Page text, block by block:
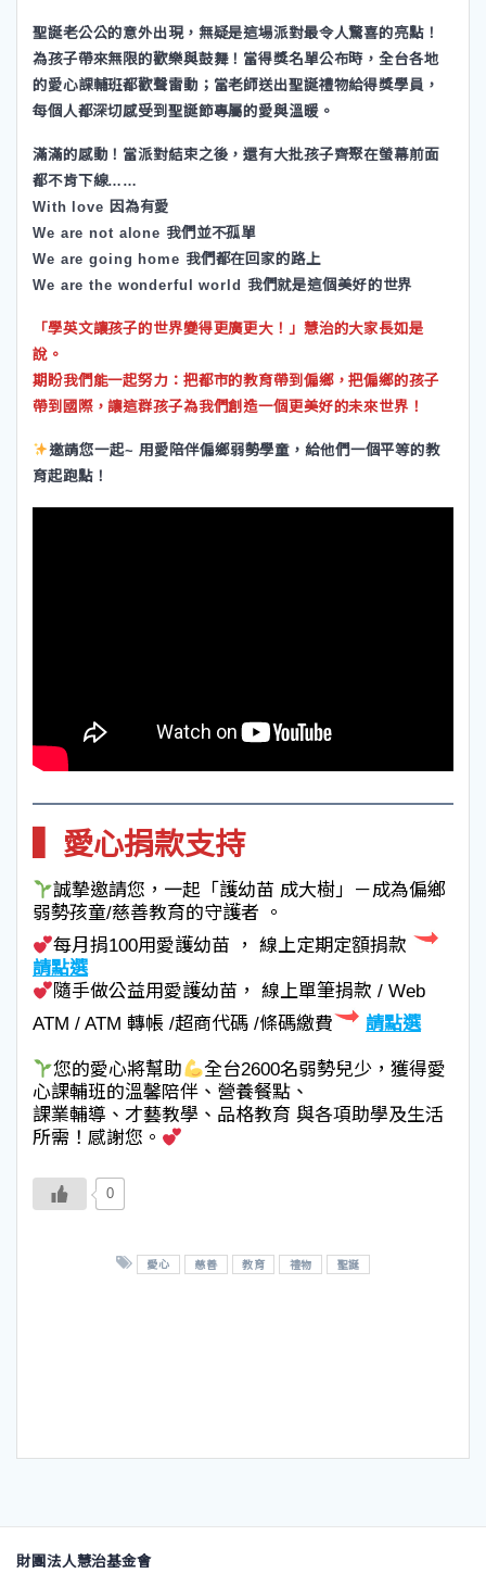
聖誕老公公的意外出現，無疑是這場派對最令人驚喜的亮點！
為孩子帶來無限的歡樂與鼓舞！當得獎名單公布時，全台各地
的愛心課輔班都歡聲雷動；當老師送出聖誕禮物給得獎學員，
每個人都深切感受到聖誕節專屬的愛與溫暖。
滿滿的感動！當派對結束之後，還有大批孩子齊聚在螢幕前面
都不肯下線……
With love 因為有愛
We are not alone 我們並不孤單
We are going home 我們都在回家的路上
We are the wonderful world 我們就是這個美好的世界
「學英文讓孩子的世界變得更廣更大！」慧治的大家長如是
說。
期盼我們能一起努力：把都市的教育帶到偏鄉，把偏鄉的孩子
帶到國際，讓這群孩子為我們創造一個更美好的未來世界！
邀請您一起~ 用愛陪伴偏鄉弱勢學童，給他們一個平等的教
育起跑點！
▍愛心捐款支持
誠摯邀請您，一起「護幼苗 成大樹」－成為偏鄉
弱勢孩童/慈善教育的守護者 。
每月捐100用愛護幼苗 ， 線上定期定額捐款
請點選
隨手做公益用愛護幼苗， 線上單筆捐款 / Web
ATM / ATM 轉帳 /超商代碼 /條碼繳費
請點選
您的愛心將幫助
全台2600名弱勢兒少，獲得愛
心課輔班的溫馨陪伴、營養餐點、
課業輔導、才藝教學、品格教育 與各項助學及生活
所需！感謝您。
0
愛心 慈善 教育 禮物 聖誕
財團法人慧治基金會